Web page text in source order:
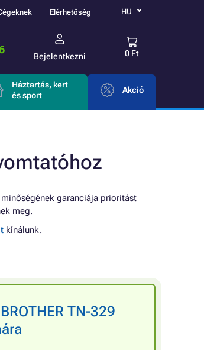
Elérhetőség HU
Bejelentkezni 0 Ft
Háztartás, kert
és sport
Akció
garanciája prioritást
meg.
kínálunk.
TN-329